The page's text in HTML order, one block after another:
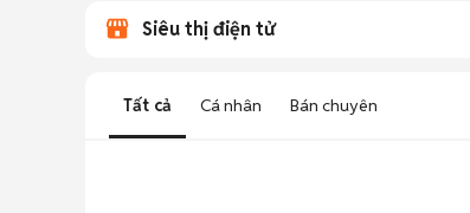
Siêu thị điện tử
Tất cả Cá nhân Bán chuyên